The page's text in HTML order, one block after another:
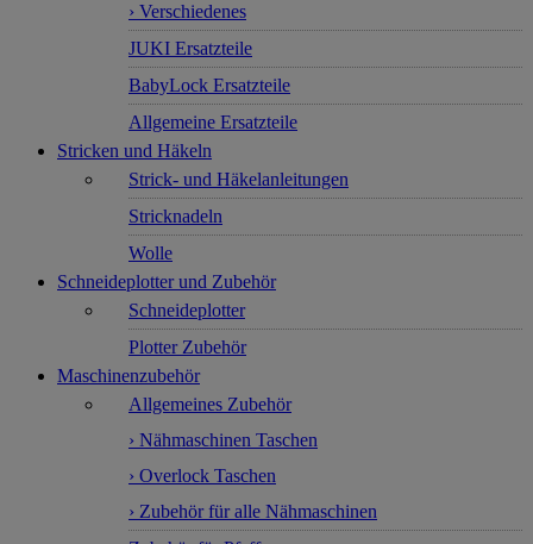
› Verschiedenes
JUKI Ersatzteile
BabyLock Ersatzteile
Allgemeine Ersatzteile
Stricken und Häkeln
Strick- und Häkelanleitungen
Stricknadeln
Wolle
Schneideplotter und Zubehör
Schneideplotter
Plotter Zubehör
Maschinenzubehör
Allgemeines Zubehör
› Nähmaschinen Taschen
› Overlock Taschen
› Zubehör für alle Nähmaschinen